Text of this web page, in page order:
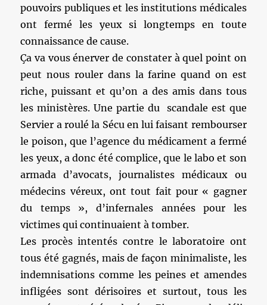
pouvoirs publiques et les institutions médicales
ont fermé les yeux si longtemps en toute
connaissance de cause.
Ça va vous énerver de constater à quel point on
peut nous rouler dans la farine quand on est
riche, puissant et qu’on a des amis dans tous
les ministères. Une partie du scandale est que
Servier a roulé la Sécu en lui faisant rembourser
le poison, que l’agence du médicament a fermé
les yeux, a donc été complice, que le labo et son
armada d’avocats, journalistes médicaux ou
médecins véreux, ont tout fait pour « gagner
du temps », d’infernales années pour les
victimes qui continuaient à tomber.
Les procès intentés contre le laboratoire ont
tous été gagnés, mais de façon minimaliste, les
indemnisations comme les peines et amendes
infligées sont dérisoires et surtout, tous les